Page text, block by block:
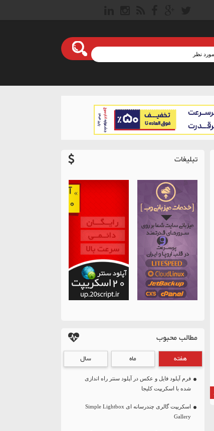
تبلیغات
مطالب محبوب
هفته ماه سال
فرم آپلود فایل و عکس در آپلود سنتر راه اندازی
شده با اسکریپت کلیجا
اسکریپت گالری چندرسانه ای Simple Lightbox
Gallery